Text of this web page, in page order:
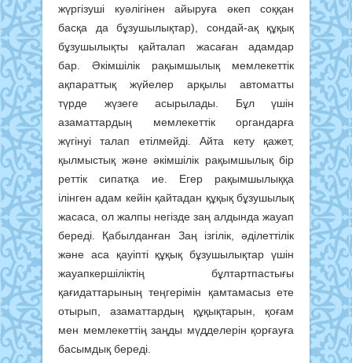
жүргізуші куәлігінен айыруға әкеп соққан
басқа да бұзушылықтар), сондай-ақ құқық
бұзушылықты қайталап жасаған адамдар
бар. Әкімшілік рақымшылық мемлекеттік
ақпараттық жүйелер арқылы автоматты
түрде жүзеге асырылады. Бұл үшін
азаматтардың мемлекеттік органдарға
жүгінуі талап етілмейді. Айта кету қажет,
қылмыстық және әкімшілік рақымшылық бір
реттік сипатқа ие. Егер рақымшылыққа
ілінген адам кейін қайтадан құқық бұзушылық
жасаса, ол жалпы негізде заң алдында жауап
береді. Қабылданған Заң ізгілік, әділеттілік
және аса қауіпті құқық бұзушылықтар үшін
жауапкершіліктің бұлтартпастығы
қағидаттарының теңгерімін қамтамасыз ете
отырып, азаматтардың құқықтарын, қоғам
мен мемлекеттің заңды мүдделерін қорғауға
басымдық береді.